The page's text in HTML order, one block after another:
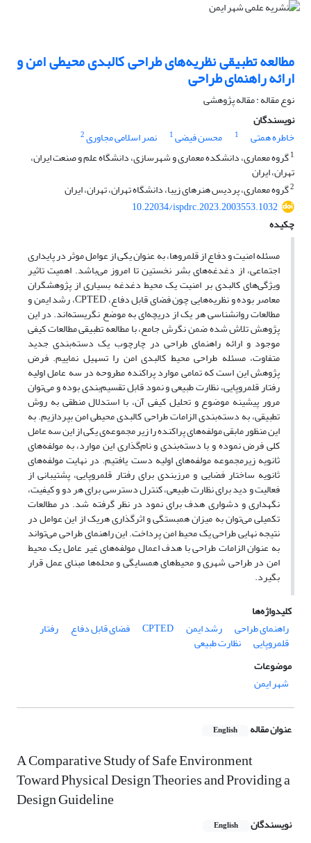
مطالعه تطبیقی نظریه‌های طراحی کالبدی محیطی امن و
ارائه راهنمای طراحی
نوع مقاله : مقاله پژوهشی
نویسندگان
خاطره همتی
1 محسن فیضی1 نصر اسلامی مجاوری2
1گروه معماری، دانشکده معماری و شهرسازی، دانشگاه علم و صنعت ایران،
تهران، ایران
2گروه معماری،‌ پردیس هنرهای زیبا، دانشگاه تهران، تهران، ایران
10.22034/ispdrc.2023.2003553.1032
چکیده
مسئله امنیت و دفاع از قلمروها، به عنوان یکی از عوامل موثر در پایداری
اجتماعی، از دغدغه‌های بشر نخستین تا امروز می‌باشد. اهمیت تاثیر
ویژگی‌های کالبدی بر امنیت یک محیط دغدغه بسیاری از پژوهشگران
معاصر بوده و نظریه‌هایی چون فضای قابل دفاع، CPTED، رشد ایمن و
مطالعات روانشناسی هر یک از دریچه‌ای به موضع نگریسته‌اند. در این
پژوهش تلاش شده ضمن نگرش جامع، با مطالعه تطبیقی مطالعات کیفی
موجود و ارائه راهنمای طراحی در چارچوب یک دسته‌بندی جدید
متفاوت، مسئله طراحی محیط کالبدی امن را تسهیل نماییم. فرض
پژوهش این است که تمامی موارد پراکنده مطروحه در سه عامل اولیه
رفتار قلمروپایی، نظارت طبیعی و نمود قابل تقسیم‌بندی بوده و می‌توان
مرور پیشینه موضوع و تحلیل کیفی آن، با استدلال منطقی به روش
تطبیقی، به دسته‌بندی الزامات طراحی کالبدی محیطی امن بپردازیم. به
این منظور مابقی مولفه‌های پراکنده را زیر مجموعه‌ی یکی از این سه عامل
کلی فرض نموده و با دسته‌‌بندی و نام‌گذاری این موارد، به مولفه‌های
ثانویه زیرمجموعه مولفه‌های اولیه دست یافتیم. در نهایت مولفه‌های
ثانویه ساختار فضایی و مرزبندی برای رفتار قلمروپایی، پشتیبانی از
فعالیت و دید برای نظارت طبیعی، کنترل دسترسی برای هر دو و کیفیت،
نگهداری و دشواری هدف برای نمود در نظر گرفته شد. در مطالعات
تکمیلی می‌توان به میزان همبستگی و اثرگذاری هریک از این عوامل در
نتیجه نهایی طراحی یک محیط امن پرداخت. این راهنمای طراحی می‌تواند
به عنوان الزامات طراحی با هدف اعمال مولفه‌های غیر عامل یک محیط
امن در طراحی شهری و محیط‌های همسایگی و محله‌ها مبنای عمل قرار
بگیرد.
کلیدواژه‌ها
راهنمای طراحی
رشد ایمن CPTED فضای قابل دفاع رفتار
قلمروپایی
نظارت طبیعی
موضوعات
شهر ایمن
عنوان مقاله English
A Comparative Study of Safe Environment
Toward Physical Design Theories and Providing a
Design Guideline
نویسندگان English